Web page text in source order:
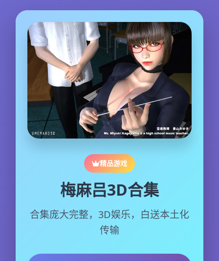
精品游戏
梅麻吕3D合集
合集庞大完整，3D娱乐，白送本土化
传输